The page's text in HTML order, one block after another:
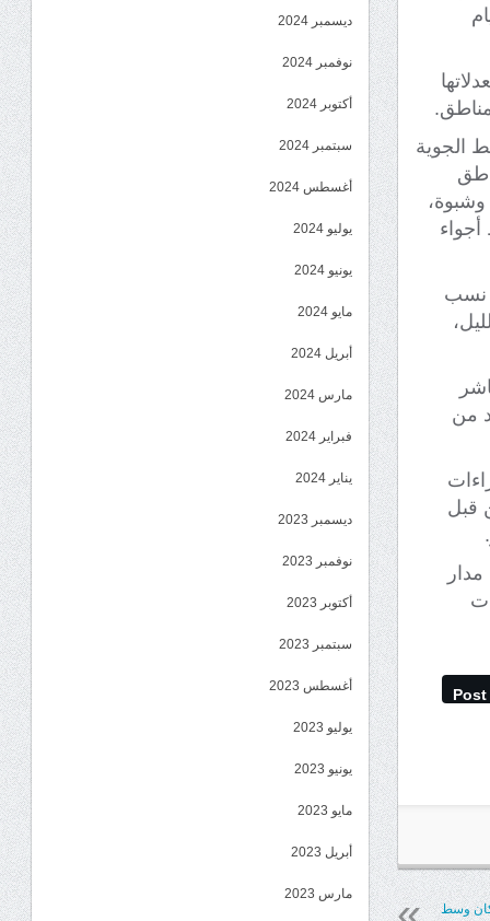
الجوية
مئوية، وسط أجواء
نسب
من
قبل
Post
وسط
ديسمبر 2024
نوفمبر 2024
أكتوبر 2024
سبتمبر 2024
أغسطس 2024
يوليو 2024
يونيو 2024
مايو 2024
أبريل 2024
مارس 2024
فبراير 2024
يناير 2024
ديسمبر 2023
نوفمبر 2023
أكتوبر 2023
سبتمبر 2023
أغسطس 2023
يوليو 2023
يونيو 2023
مايو 2023
أبريل 2023
مارس 2023